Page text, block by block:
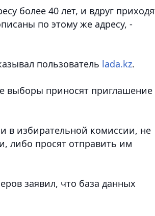
более 40 лет, и вдруг
по этому же адресу, -
пользователь lada.kz.
выборы приносят приглашение
в избирательной комиссии, не
либо просят отправить им
заявил, что база данных